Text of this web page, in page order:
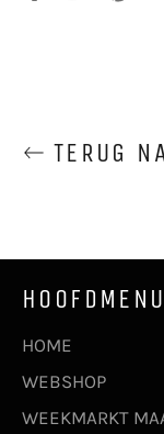
TERUG
HOOFDMENU
HOME
WEBSHOP
WEEKMARKT